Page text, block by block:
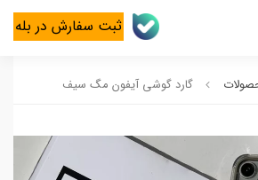
ثبت سفارش در بله
گارد گوشی آیفون مگ سیف